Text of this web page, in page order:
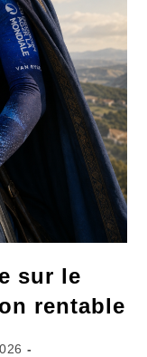
sur le
rentable